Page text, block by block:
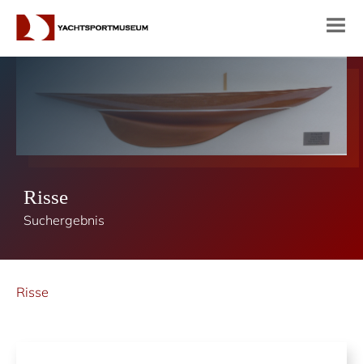
Risse
Suchergebnis
Risse